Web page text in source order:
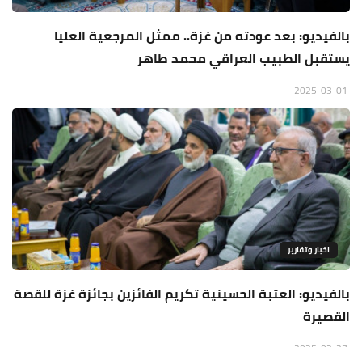
بالفيديو: بعد عودته من غزة.. ممثل المرجعية العليا
يستقبل الطبيب العراقي محمد طاهر
اخبار وتقارير
بالفيديو: العتبة الحسينية تكريم الفائزين بجائزة غزة للقصة
القصيرة